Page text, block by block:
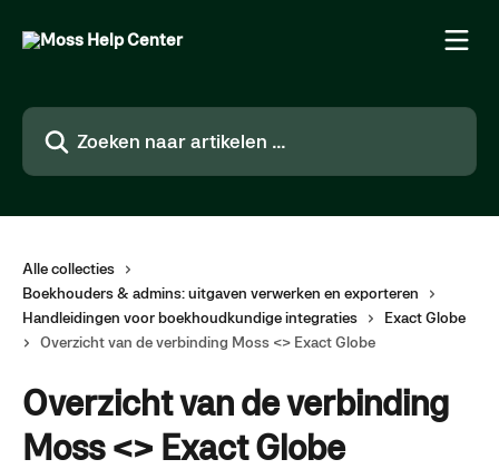
Zoeken naar artikelen ...
Alle collecties
Boekhouders & admins: uitgaven verwerken en exporteren
Handleidingen voor boekhoudkundige integraties
Exact Globe
Overzicht van de verbinding Moss <> Exact Globe
Overzicht van de verbinding
Moss <> Exact Globe